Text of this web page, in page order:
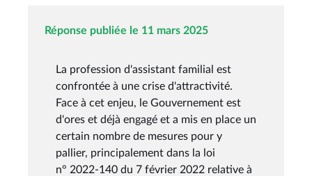
Réponse publiée le 11 mars 2025
La profession d'assistant familial est
confrontée à une crise d'attractivité.
Face à cet enjeu, le Gouvernement est
d'ores et déjà engagé et a mis en place un
certain nombre de mesures pour y
pallier, principalement dans la loi
n° 2022-140 du 7 février 2022 relative à